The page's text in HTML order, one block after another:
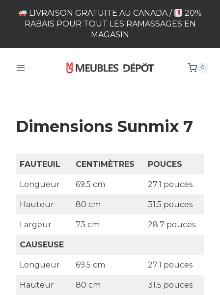
LIVRAISON GRATUITE AU CANADA /
20%
RABAIS POUR TOUT LES RAMASSAGES EN
MAGASIN
0
Dimensions Sunmix 7
FAUTEUIL CENTIMÈTRES POUCES
Longueur 69.5 cm 27.1 pouces
Hauteur 80 cm 31.5 pouces
Largeur 73 cm 28.7 pouces
CAUSEUSE
Longueur 69.5 cm 27.1 pouces
Hauteur 80 cm 31.5 pouces